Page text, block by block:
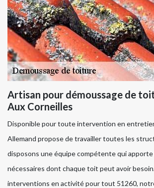
Artisan pour démoussage de
Aux Corneilles
Disponible pour toute intervention en
Allemand propose de travailler toutes les
disposons une équipe compétente qui apporte
nécessaires dont chaque toit peut avoir
interventions en activité pour tout 51260,